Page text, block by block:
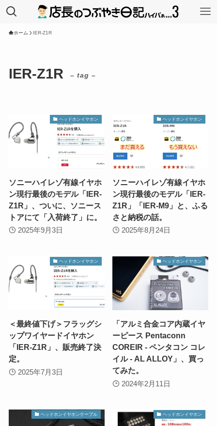
ホーム IER-Z1R
IER-Z1R – tag –
ヘッドホンイヤホン
ソニーハイレゾ有線イヤホ
ン現行最後のモデル「IER-
Z1R」、ついに、ソニース
トアにて「入荷終了」に。
2025年9月3日
ヘッドホンイヤホン
ソニーハイレゾ有線イヤホ
ン現行最後のモデル「IER-
Z1R」「IER-M9」と、ふる
さと納税の話。
2025年8月24日
ヘッドホンイヤホン
＜最終値下げ＞フラッグシ
ップワイヤードイヤホン
「IER-Z1R」、販売終了決
定。
2025年7月3日
ヘッドホンイヤホン
「アルミ合金コア内蔵イヤ
ーピース Pentaconn
COREIR - ペンタコン コレ
イル - AL ALLOY」、買っ
てみた。
2024年2月11日
ヘッドホンイヤホンケーブル ヘッドホンイヤホン